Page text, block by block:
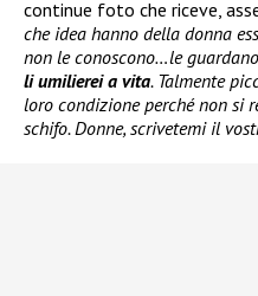
continue foto che riceve,
che idea hanno della donna
non le conoscono…le
li umilierei a vita. Talmente
loro condizione perché non si
schifo. Donne, scrivetemi il